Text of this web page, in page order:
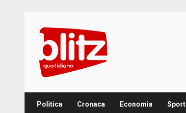
content
Politica Cronaca Economia Sport